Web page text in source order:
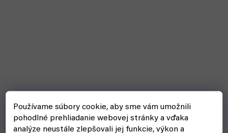
Používame súbory cookie, aby sme vám umožnili
pohodlné prehliadanie webovej stránky a vďaka
analýze neustále zlepšovali jej funkcie, výkon a